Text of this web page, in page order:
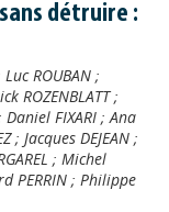
détruire :
Luc ROUBAN ;
ROZENBLATT;
Daniel FIXARI ;Ana
; Jacques DEJEAN ;
; Michel
PERRIN ; Philippe